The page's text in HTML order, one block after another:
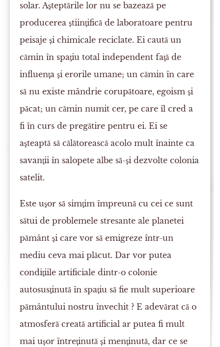
solar. Aşteptările lor nu se bazează pe
producerea ştiinţifică de laboratoare pentru
peisaje şi chimicale reciclate. Ei caută un
cămin în spaţiu total independent faţă de
influenţa şi erorile umane; un cămin în care
să nu existe mândrie corupătoare, egoism şi
păcat; un cămin numit cer, pe care îl cred a
fi în curs de pregătire pentru ei. Ei se
aşteaptă să călătorească acolo mult înainte ca
savanţii în salopete albe să-şi dezvolte colonia
satelit.
Este uşor să simţim împreună cu cei ce sunt
sătui de problemele stresante ale planetei
pământ şi care vor să emigreze într-un
mediu ceva mai plăcut. Dar vor putea
condiţiile artificiale dintr-o colonie
autosusţinută în spaţiu să fie mult superioare
pământului nostru învechit ? E adevărat că o
atmosferă creată artificial ar putea fi mult
mai uşor întreţinută şi menţinută, dar ce se